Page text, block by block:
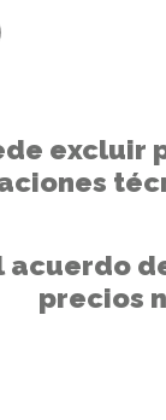
excluir
a las
acuerdo
precios